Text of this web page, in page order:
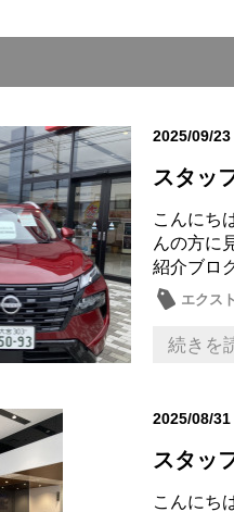
2025/09/
スタッ
こんにち
んの方に
紹介ブロ
エクス
続きを
2025/08/
スタッ
こんにち